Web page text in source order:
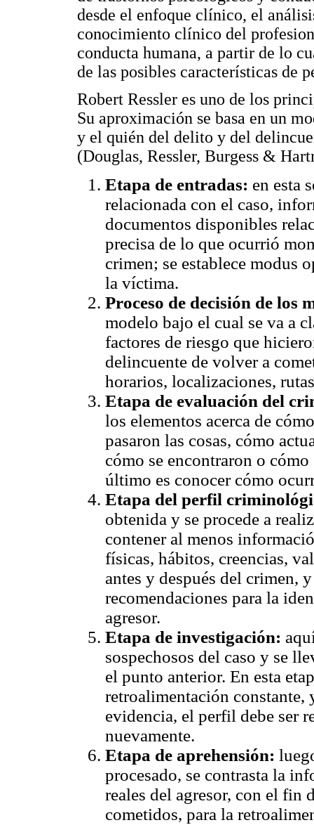
desde el enfoque clínico, el
conocimiento clínico del
conducta humana, a partir de lo
de las posibles características de
Robert Ressler es uno de los
Su aproximación se basa en un
y el quién del delito y del
(Douglas, Ressler, Burgess &
Etapa de entradas: en esta
relacionada con el caso,
documentos disponibles
precisa de lo que ocurrió
crimen; se establece modus
la víctima.
Proceso de decisión de los
modelo bajo el cual se va a
factores de riesgo que
delincuente de volver a
horarios, localizaciones,
Etapa de evaluación del
los elementos acerca de
pasaron las cosas, cómo
cómo se encontraron o
último es conocer cómo
Etapa del perfil
obtenida y se procede a
contener al menos
físicas, hábitos, creencias,
antes y después del crimen,
recomendaciones para la
agresor.
Etapa de investigación:
sospechosos del caso y se
el punto anterior. En esta
retroalimentación constante,
evidencia, el perfil debe ser
nuevamente.
Etapa de aprehensión:
procesado, se contrasta la
reales del agresor, con el fin
cometidos, para la